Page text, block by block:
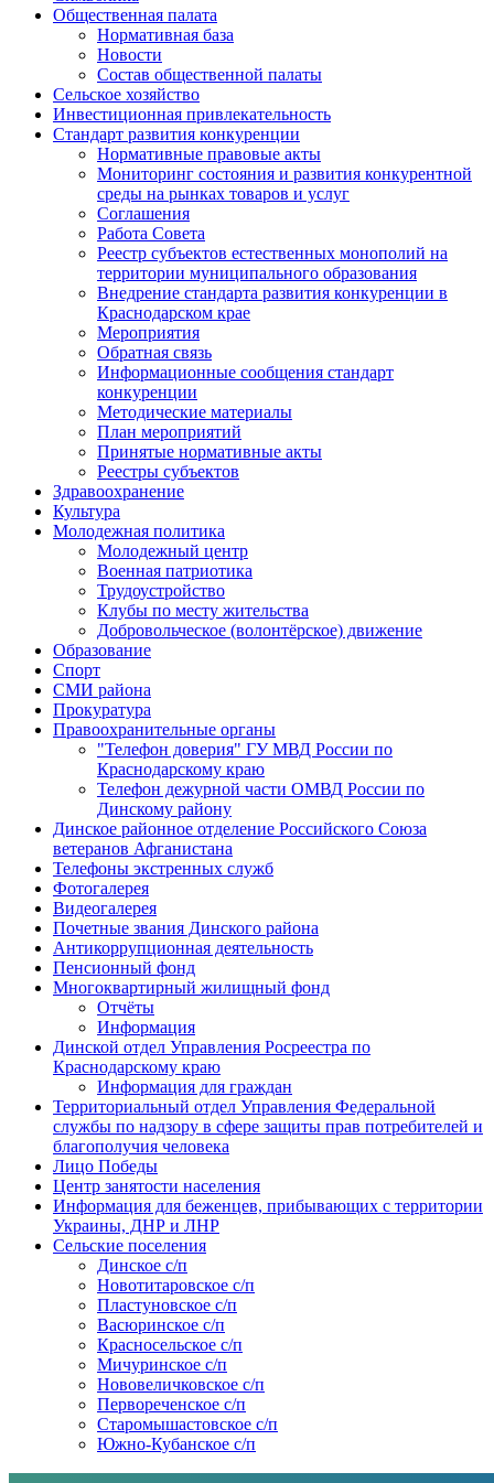
Общественная палата
Нормативная база
Новости
Состав общественной палаты
Сельское хозяйство
Инвестиционная привлекательность
Стандарт развития конкуренции
Нормативные правовые акты
Мониторинг состояния и развития конкурентной
среды на рынках товаров и услуг
Соглашения
Работа Совета
Реестр субъектов естественных монополий на
территории муниципального образования
Внедрение стандарта развития конкуренции в
Краснодарском крае
Мероприятия
Обратная связь
Информационные сообщения стандарт
конкуренции
Методические материалы
План мероприятий
Принятые нормативные акты
Реестры субъектов
Здравоохранение
Культура
Молодежная политика
Молодежный центр
Военная патриотика
Трудоустройство
Клубы по месту жительства
Добровольческое (волонтёрское) движение
Образование
Спорт
СМИ района
Прокуратура
Правоохранительные органы
"Телефон доверия" ГУ МВД России по
Краснодарскому краю
Телефон дежурной части ОМВД России по
Динскому району
Динское районное отделение Российского Союза
ветеранов Афганистана
Телефоны экстренных служб
Фотогалерея
Видеогалерея
Почетные звания Динского района
Антикоррупционная деятельность
Пенсионный фонд
Многоквартирный жилищный фонд
Отчёты
Информация
Динской отдел Управления Росреестра по
Краснодарскому краю
Информация для граждан
Территориальный отдел Управления Федеральной
службы по надзору в сфере защиты прав потребителей и
благополучия человека
Лицо Победы
Центр занятости населения
Информация для беженцев, прибывающих с территории
Украины, ДНР и ЛНР
Сельские поселения
Динское с/п
Новотитаровское с/п
Пластуновское с/п
Васюринское с/п
Красносельское с/п
Мичуринское с/п
Нововеличковское с/п
Первореченское с/п
Старомышастовское с/п
Южно-Кубанское с/п